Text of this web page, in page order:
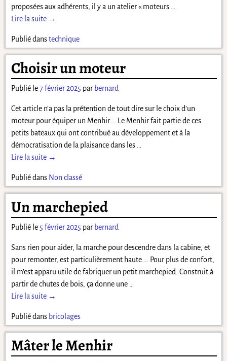
proposées aux adhérents, il y a un atelier « moteurs
Lire la suite →
Publié dans technique
Choisir un moteur
Publié le7 février 2025 par bernard
Cet article n’a pas la prétention de tout dire sur le choix d’un
moteur pour équiper un Menhir…. Le Menhir fait partie de ces
petits bateaux qui ont contribué au développement et à la
démocratisation de la plaisance dans les …
Lire la suite →
Publié dans Non classé
Un marchepied
Publié le 5 février 2025 par bernard
Sans rien pour aider, la marche pour descendre dans la cabine, et
pour remonter, est particulièrement haute…. Pour plus de confort,
il m’est apparu utile de fabriquer un petit marchepied. Construit à
partir de chutes de bois, ça donne une
Lire la suite →
Publié dans bricolages
Mâter le Menhir